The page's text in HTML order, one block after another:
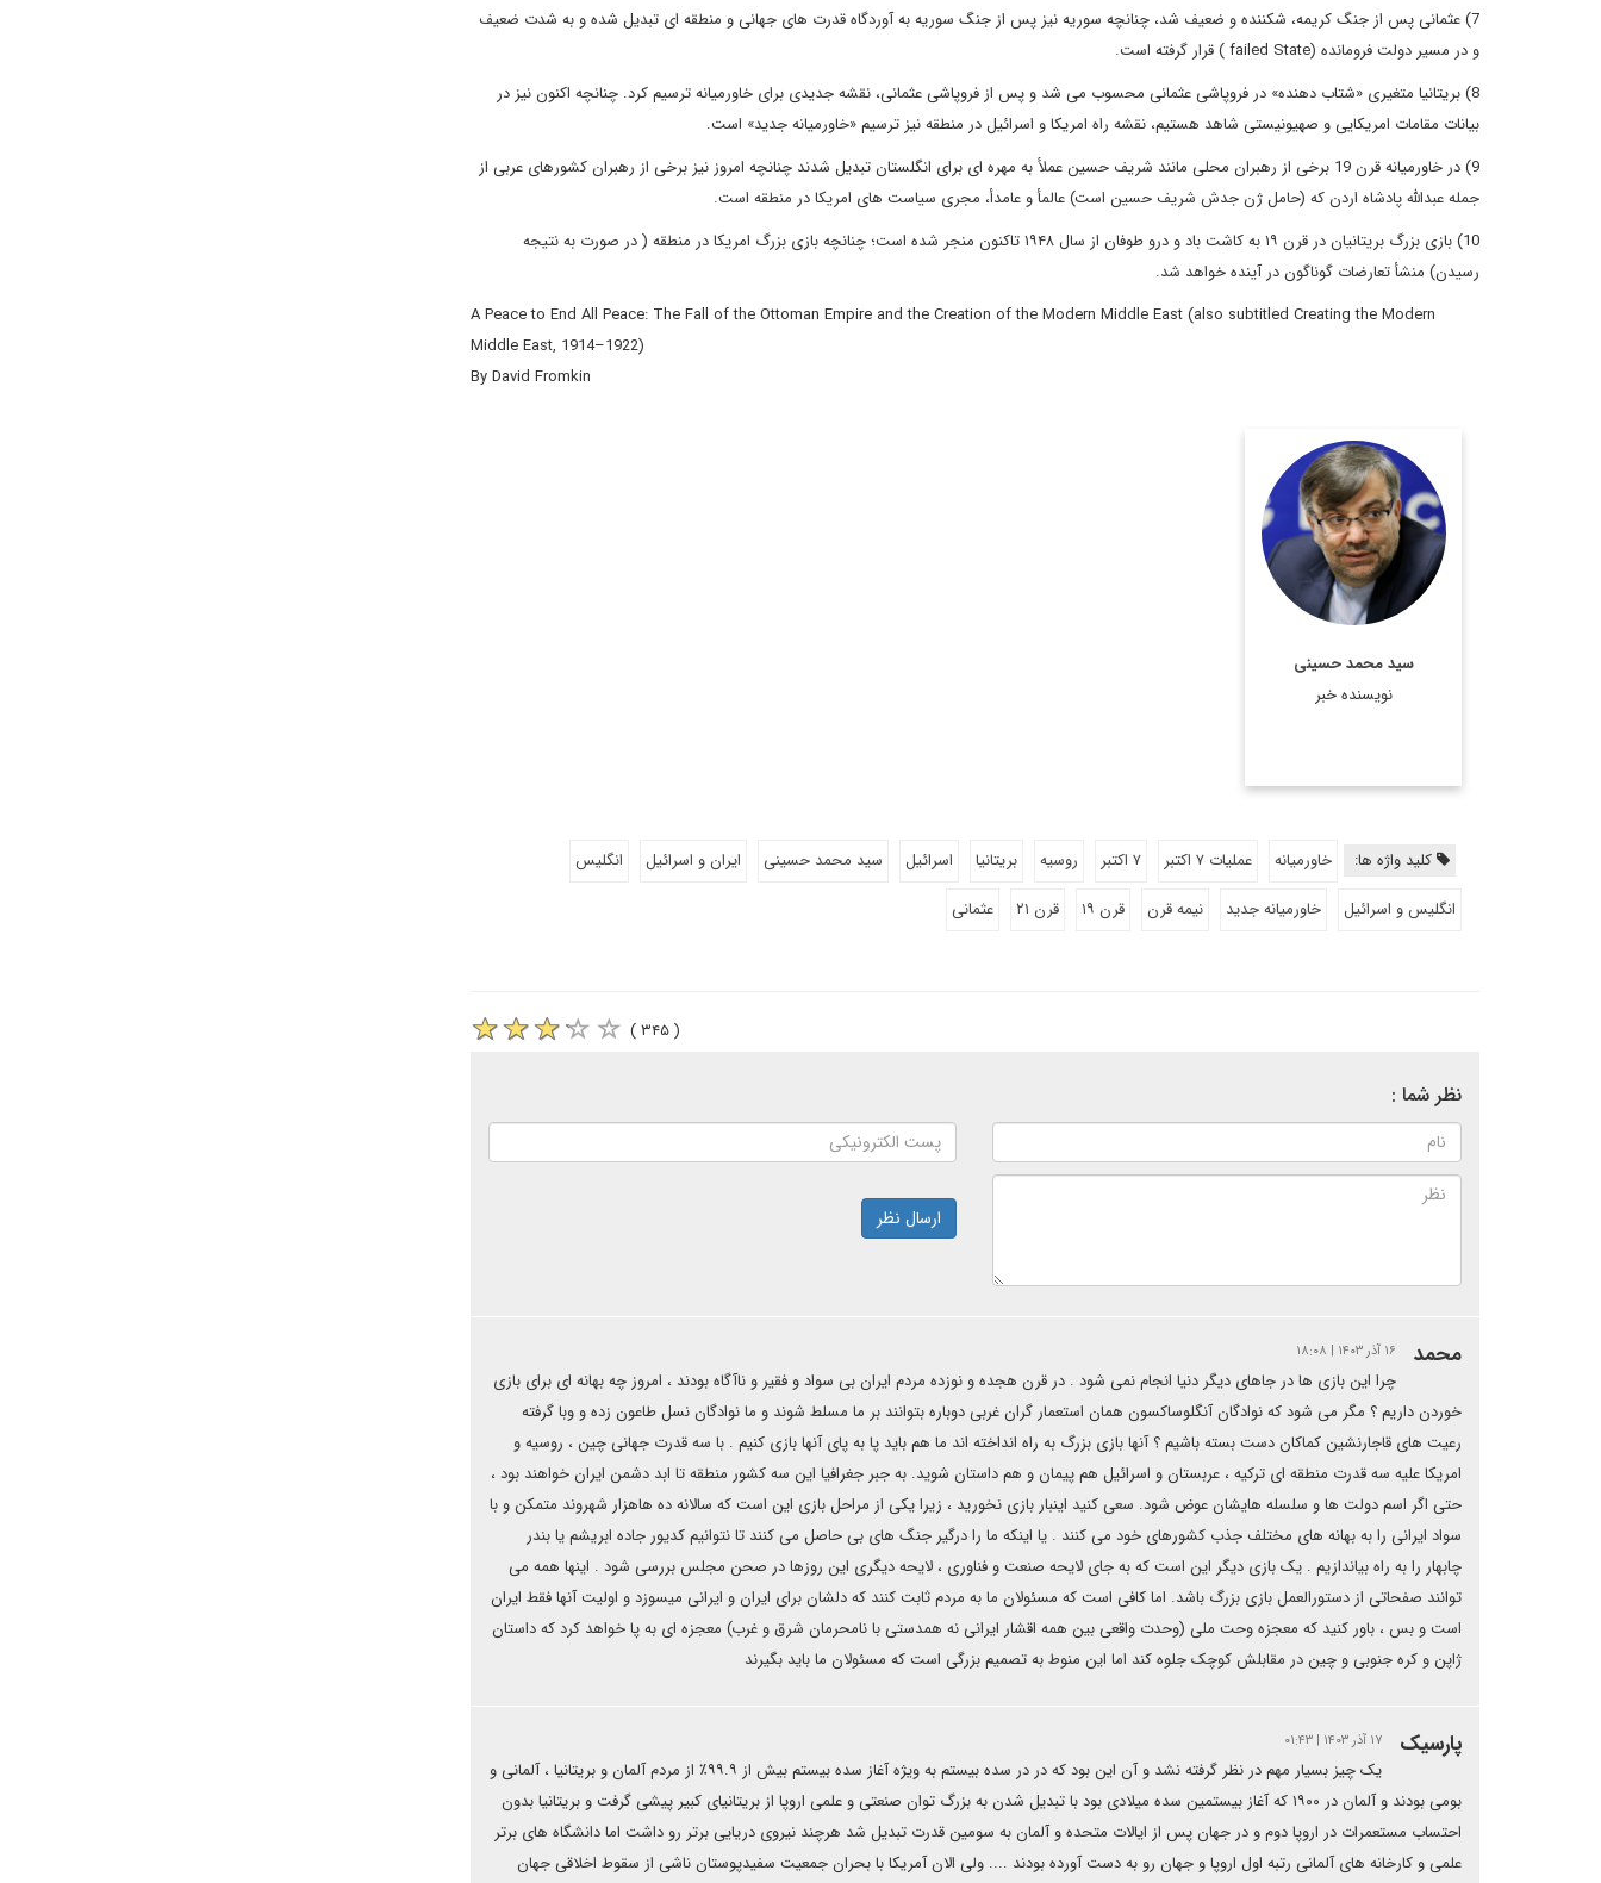
7) عثمانی پس از جنگ کریمه، شکننده و ضعیف شد، چنانچه سوریه نیز پس از جنگ سوریه به آوردگاه قدرت های جهانی و منطقه ای تبدیل شده و به شدت ضعیف
و در مسیر دولت فرومانده (failed State ) قرار گرفته است.
8) بریتانیا متغیری «شتاب دهنده» در فروپاشی عثمانی محسوب می شد و پس از فروپاشی عثمانی، نقشه جدیدی برای خاورمیانه ترسیم کرد. چنانچه اکنون نیز در
بیانات مقامات امریکایی و صهیونیستی شاهد هستیم، نقشه راه امریکا و اسرائیل در منطقه نیز ترسیم «خاورمیانه جدید» است.
9) در خاورمیانه قرن 19 برخی از رهبران محلی مانند شریف حسین عملأ به مهره ای برای انگلستان تبدیل شدند چنانچه امروز نیز برخی از رهبران کشورهای عربی از
جمله عبدالله پادشاه اردن که (حامل ژن جدش شریف حسین است) عالمأ و عامدأ، مجری سیاست های امریکا در منطقه است.
10) بازی بزرگ بریتانیان در قرن ۱۹ به کاشت باد و درو طوفان از سال ۱۹۴۸ تاکنون منجر شده است؛ چنانچه بازی بزرگ امریکا در منطقه ( در صورت به نتیجه
رسیدن) منشأ تعارضات گوناگون در آینده خواهد شد.
A Peace to End All Peace: The Fall of the Ottoman Empire and the Creation of the Modern Middle East (also subtitled Creating the Modern
Middle East, 1914–1922)
By David Fromkin
سید محمد حسینی
نویسنده خبر
سفیر اسبق ایران در
عربستان و امارات و
کارشناس ارشد مطالعات
منطقه
اطلاعات بیشتر
کلید واژه ها: خاورمیانه عملیات ۷ اکتبر ۷ اکتبر روسیه بریتانیا اسرائیل سید محمد حسینی ایران و اسرائیل
انگلیس
انگلیس و اسرائیل
خاورمیانه جدید نیمه قرن قرن ۱۹ قرن ۲۱ عثمانی
( ۳۴۵ )
نظر شما :
ارسال نظر
محمد ۱۶ آذر ۱۴۰۳ | ۱۸:۰۸
چرا این بازی ها در جاهای دیگر دنیا انجام نمی شود . در قرن هجده و نوزده مردم ایران بی سواد و فقیر و ناآگاه بودند ، امروز چه بهانه ای برای بازی
خوردن داریم ؟ مگر می شود که نوادگان آنگلوساکسون همان استعمار گران غربی دوباره بتوانند بر ما مسلط شوند و ما نوادگان نسل طاعون زده و وبا گرفته
رعیت های قاجارنشین کماکان دست بسته باشیم ؟ آنها بازی بزرگ به راه انداخته اند ما هم باید پا به پای آنها بازی کنیم . با سه قدرت جهانی چین ، روسیه و
امریکا علیه سه قدرت منطقه ای ترکیه ، عربستان و اسرائیل هم پیمان و هم داستان شوید. به جبر جغرافیا این سه کشور منطقه تا ابد دشمن ایران خواهند بود ،
حتی اگر اسم دولت ها و سلسله هایشان عوض شود. سعی کنید اینبار بازی نخورید ، زیرا یکی از مراحل بازی این است که سالانه ده هاهزار شهروند متمکن و با
سواد ایرانی را به بهانه های مختلف جذب کشورهای خود می کنند . یا اینکه ما را درگیر جنگ های بی حاصل می کنند تا نتوانیم کدیور جاده ابریشم یا بندر
چابهار را به راه بیاندازیم . یک بازی دیگر این است که به جای لایحه صنعت و فناوری ، لایحه دیگری این روزها در صحن مجلس بررسی شود . اینها همه می
توانند صفحاتی از دستورالعمل بازی بزرگ باشد. اما کافی است که مسئولان ما به مردم ثابت کنند که دلشان برای ایران و ایرانی میسوزد و اولیت آنها فقط ایران
است و بس ، باور کنید که معجزه وحت ملی (وحدت واقعی بین همه اقشار ایرانی نه همدستی با نامحرمان شرق و غرب) معجزه ای به پا خواهد کرد که داستان
ژاپن و کره جنوبی و چین در مقابلش کوچک جلوه کند اما این منوط به تصمیم بزرگی است که مسئولان ما باید بگیرند
پارسیک ۱۷ آذر ۱۴۰۳ | ۰۱:۴۳
یک چیز بسیار مهم در نظر گرفته نشد و آن این بود که در در سده بیستم به ویژه آغاز سده بیستم بیش از ۹۹.۹٪ از مردم آلمان و بریتانیا ، آلمانی و
بومی بودند و آلمان در ۱۹۰۰ که آغاز بیستمین سده میلادی بود با تبدیل شدن به بزرگ توان صنعتی و علمی اروپا از بریتانیای کبیر پیشی گرفت و بریتانیا بدون
احتساب مستعمرات در اروپا دوم و در جهان پس از ایالات متحده و آلمان به سومین قدرت تبدیل شد هرچند نیروی دریایی برتر رو داشت اما دانشگاه های برتر
علمی و کارخانه های آلمانی رتبه اول اروپا و جهان رو به دست آورده بودند .... ولی الان آمریکا با بحران جمعیت سفیدپوستان ناشی از سقوط اخلاقی جهان